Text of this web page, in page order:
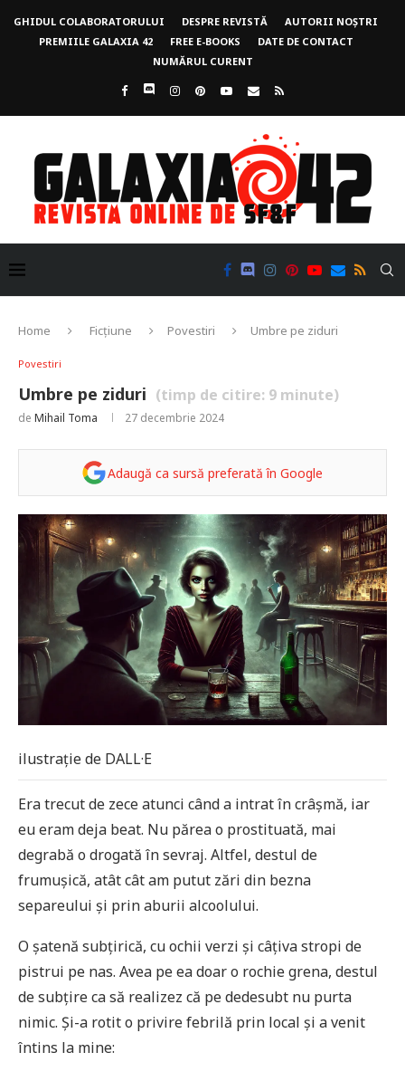
GHIDUL COLABORATORULUI DESPRE REVISTĂ
AUTORII NOȘTRI
PREMIILE GALAXIA 42
FREE E-BOOKS
DATE DE CONTACT
NUMĂRUL CURENT
Home Ficțiune Povestiri Umbre pe ziduri
Povestiri
Umbre pe ziduri (timp de citire: 9 minute)
de Mihail Toma 27 decembrie 2024
Adaugă ca sursă preferată în Google
ilustrație de DALL·E
Era trecut de zece atunci când a intrat în crâșmă, iar
eu eram deja beat. Nu părea o prostituată, mai
degrabă o drogată în sevraj. Altfel, destul de
frumușică, atât cât am putut zări din bezna
separeului și prin aburii alcoolului.
O șatenă subțirică, cu ochii verzi și câțiva stropi de
pistrui pe nas. Avea pe ea doar o rochie grena, destul
de subțire ca să realizez că pe dedesubt nu purta
nimic. Și-a rotit o privire febrilă prin local și a venit
întins la mine: